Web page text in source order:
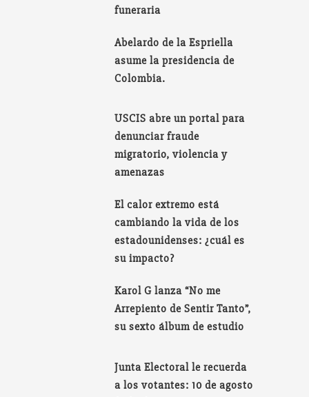
funeraria
Abelardo de la Espriella
asume la presidencia de
Colombia.
USCIS abre un portal para
denunciar fraude
migratorio, violencia y
amenazas
El calor extremo está
cambiando la vida de los
estadounidenses: ¿cuál es
su impacto?
Karol G lanza “No me
Arrepiento de Sentir Tanto”,
su sexto álbum de estudio
Junta Electoral le recuerda
a los votantes: 10 de agosto